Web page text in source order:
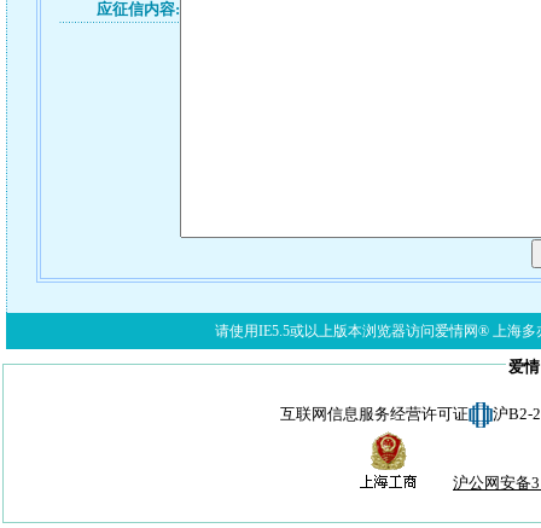
应征信内容:
请使用IE5.5或以上版本浏览器访问爱情网® 上海多
爱
互联网信息服务经营许可证 沪B2-
沪公网安备